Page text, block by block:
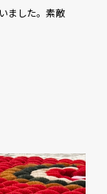
ました。素敵